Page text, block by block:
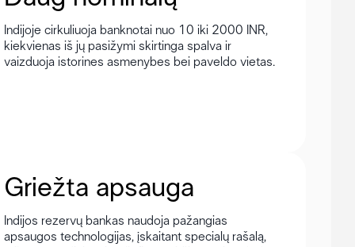
Indijoje cirkuliuoja banknotai nuo 10 iki 2000 INR,
kiekvienas iš jų pasižymi skirtinga spalva ir
vaizduoja istorines asmenybes bei paveldo vietas.
Griežta apsauga
Indijos rezervų bankas naudoja pažangias
apsaugos technologijas, įskaitant specialų rašalą,